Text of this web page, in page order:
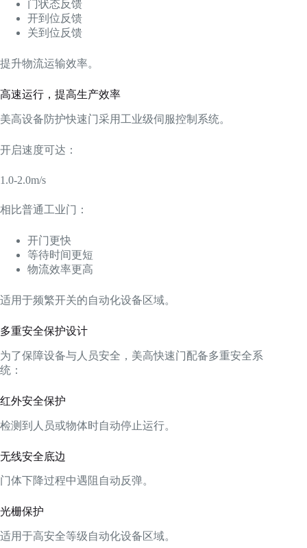
门状态反馈
开到位反馈
关到位反馈
提升物流运输效率。
高速运行，提高生产效率
美高设备防护快速门采用工业级伺服控制系统。
开启速度可达：
1.0-2.0m/s
相比普通工业门：
开门更快
等待时间更短
物流效率更高
适用于频繁开关的自动化设备区域。
多重安全保护设计
为了保障设备与人员安全，美高快速门配备多重安全系
统：
红外安全保护
检测到人员或物体时自动停止运行。
无线安全底边
门体下降过程中遇阻自动反弹。
光栅保护
适用于高安全等级自动化设备区域。